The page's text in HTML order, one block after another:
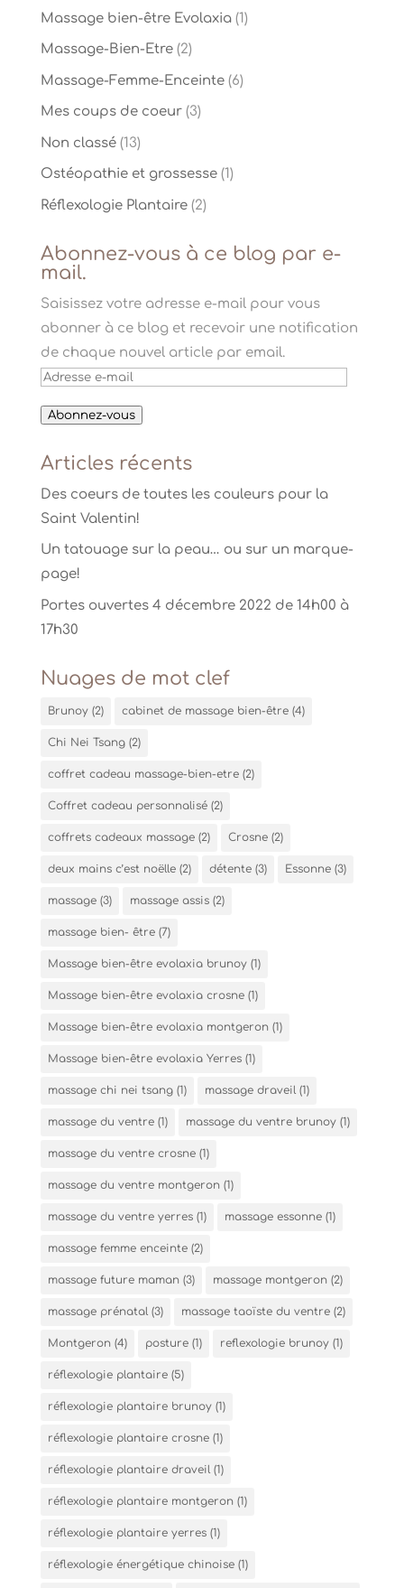
Massage bien-être Evolaxia(1)
Massage-Bien-Etre(2)
Massage-Femme-Enceinte(6)
Mes coups de coeur(3)
Non classé(13)
Ostéopathie et grossesse(1)
Réflexologie Plantaire(2)
Abonnez-vous à ce blog par e-
mail.
Saisissez votre adresse e-mail pour vous
abonner à ce blog et recevoir une notification
de chaque nouvel article par email.
Adresse
mail
Abonnez-vous
Articles récents
Des coeurs de toutes les couleurs pour la
Saint Valentin!
Un tatouage sur la peau… ou sur un marque-
page!
Portes ouvertes 4 décembre 2022 de 14h00 à
17h30
Nuages de mot clef
Brunoy(2) cabinet de massage bien-être(4)
Chi Nei Tsang(2)
coffret cadeau massage-bien-etre(2)
Coffret cadeau personnalisé(2)
coffrets cadeaux massage(2) Crosne(2)
deux mains c’est noëlle(2) détente(3) Essonne(3)
massage(3) massage assis(2)
massage bien- être(7)
Massage bien-être evolaxia brunoy(1)
Massage bien-être evolaxia crosne(1)
Massage bien-être evolaxia montgeron(1)
Massage bien-être evolaxia Yerres(1)
massage chi nei tsang(1) massage draveil (1)
massage du ventre(1) massage du ventre brunoy(1)
massage du ventre crosne(1)
massage du ventre montgeron(1)
massage du ventre yerres(1) massage essonne(1)
massage femme enceinte(2)
massage future maman(3) massage montgeron(2)
massage prénatal (3) massage taoïste du ventre(2)
Montgeron(4) posture(1) reflexologie brunoy(1)
réflexologie plantaire(5)
réflexologie plantaire brunoy(1)
réflexologie plantaire crosne(1)
réflexologie plantaire draveil (1)
réflexologie plantaire montgeron(1)
réflexologie plantaire yerres(1)
réflexologie énergétique chinoise(1)